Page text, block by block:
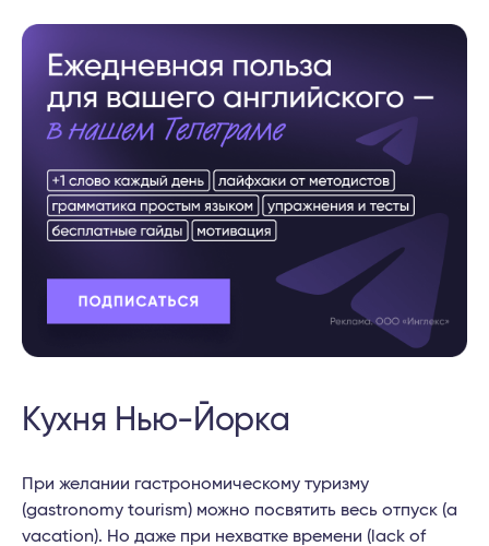
Кухня Нью-Йорка
При желании гастрономическому туризму
(gastronomy tourism) можно посвятить весь отпуск (a
vacation). Но даже при нехватке времени (lack of